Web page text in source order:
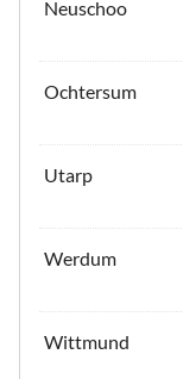
Neuschoo
Ochtersum
Utarp
Werdum
Wittmund